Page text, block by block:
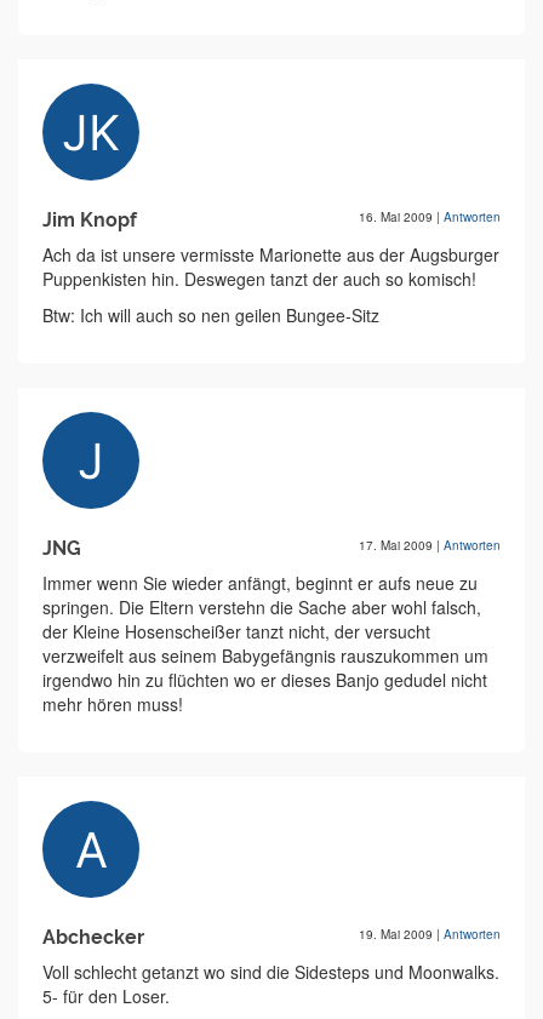
Jim Knopf 16. Mai 2009 | Antworten
Ach da ist unsere vermisste Marionette aus der Augsburger
Puppenkisten hin. Deswegen tanzt der auch so komisch!
Btw: Ich will auch so nen geilen Bungee-Sitz
JNG 17. Mai 2009 | Antworten
Immer wenn Sie wieder anfängt, beginnt er aufs neue zu
springen. Die Eltern verstehn die Sache aber wohl falsch,
der Kleine Hosenscheißer tanzt nicht, der versucht
verzweifelt aus seinem Babygefängnis rauszukommen um
irgendwo hin zu flüchten wo er dieses Banjo gedudel nicht
mehr hören muss!
Abchecker 19. Mai 2009 | Antworten
Voll schlecht getanzt wo sind die Sidesteps und Moonwalks.
5- für den Loser.